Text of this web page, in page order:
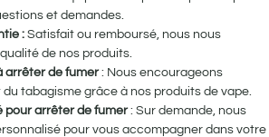
et demandes.
: Satisfait ou remboursé, nous nous
de nos produits.
arrêter de fumer: Nous encourageons
tabagisme grâce à nos produits de vape.
pour arrêter de fumer: Sur demande, nous
pour vous accompagner dans votre